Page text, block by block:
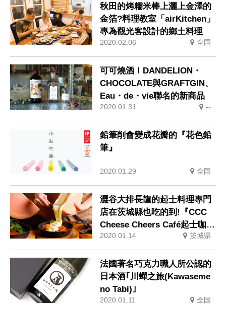
秋田的烤糯米棒上灑上金澤的
金箔?料理教室「airKitchen」
專為觀光客設計的鄉土料理
2020.02.06 全国
可可燒酒！DANDELION・
CHOCOLATE與GRAFTGIN、
Eau・de・vie聯名的新商品
2020.01.31 --
鉛筆削會變成花瓣的『花色鉛
筆』
2020.01.29 全国
澀谷大排長龍的起士料理專門
店在茨城縣也吃的到!『CCC
Cheese Cheers Café起士咖啡
廳』守谷店
2020.01.14 茨城県
法國著名巧克力職人所公認的
日本酒｢川蟬之旅(Kawaseme
no Tabi)｣
2020.01.11 全国